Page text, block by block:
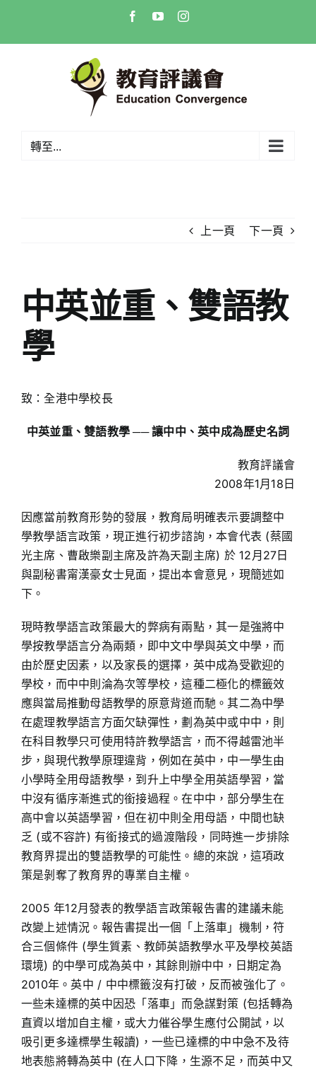
content
FacebookYouTubeInstagram
轉至...
上一頁 下一頁
中英並重、雙語教
學
致：全港中學校長
中英並重、雙語教學 ── 讓中中、英中成為歷史名詞
教育評議會
2008年1月18日
因應當前教育形勢的發展，教育局明確表示要調整中
學教學語言政策，現正進行初步諮詢，本會代表 (蔡國
光主席、曹啟樂副主席及許為天副主席) 於 12月27日
與副秘書甯漢豪女士見面，提出本會意見，現簡述如
下。
現時教學語言政策最大的弊病有兩點，其一是強將中
學按教學語言分為兩類，即中文中學與英文中學，而
由於歷史因素，以及家長的選擇，英中成為受歡迎的
學校，而中中則淪為次等學校，這種二極化的標籤效
應與當局推動母語教學的原意背道而馳。其二為中學
在處理教學語言方面欠缺彈性，劃為英中或中中，則
在科目教學只可使用特許教學語言，而不得越雷池半
步，與現代教學原理違背，例如在英中，中一學生由
小學時全用母語教學，到升上中學全用英語學習，當
中沒有循序漸進式的銜接過程。在中中，部分學生在
高中會以英語學習，但在初中則全用母語，中間也缺
乏 (或不容許) 有銜接式的過渡階段，同時進一步排除
教育界提出的雙語教學的可能性。總的來說，這項政
策是剝奪了教育界的專業自主權。
2005 年12月發表的教學語言政策報告書的建議未能
改變上述情況。報告書提出一個「上落車」機制，符
合三個條件 (學生質素、教師英語教學水平及學校英語
環境) 的中學可成為英中，其餘則辦中中，日期定為
2010年。英中 / 中中標籤沒有打破，反而被強化了。
一些未達標的英中因恐「落車」而急謀對策 (包括轉為
直資以增加自主權，或大力催谷學生應付公開試，以
吸引更多達標學生報讀)，一些已達標的中中急不及待
地表態將轉為英中 (在人口下降，生源不足，而英中又